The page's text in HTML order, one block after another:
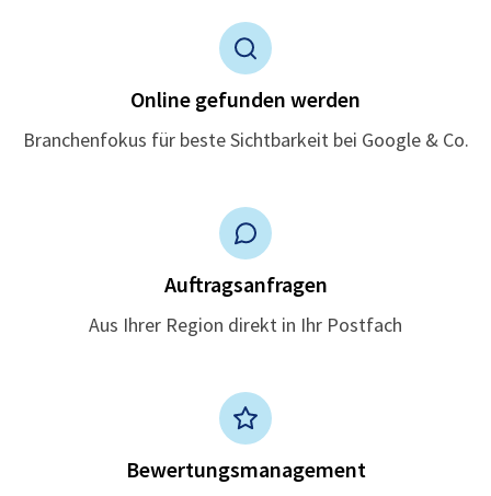
Online gefunden werden
Branchenfokus für beste Sichtbarkeit bei Google & Co.
Auftragsanfragen
Aus Ihrer Region direkt in Ihr Postfach
Bewertungsmanagement